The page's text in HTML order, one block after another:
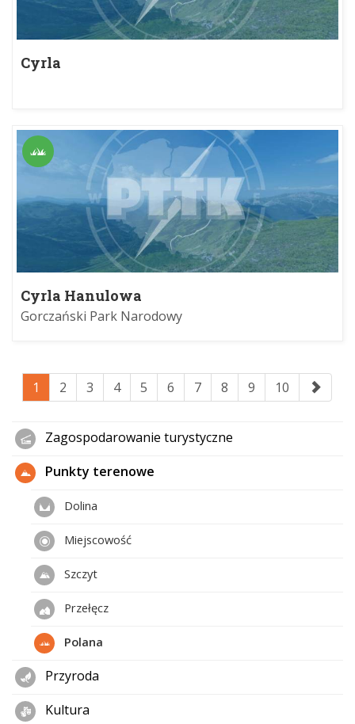
Cyrla
Cyrla Hanulowa
Gorczański Park Narodowy
1 2 3 4 5 6 7 8 9 10
Zagospodarowanie turystyczne
Punkty terenowe
Dolina
Miejscowość
Szczyt
Przełęcz
Polana
Przyroda
Kultura